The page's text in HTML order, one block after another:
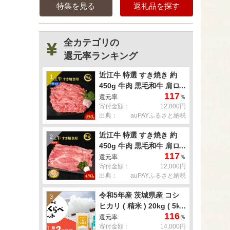
特集を見る 返礼品を探す
全カテゴリの
還元率ランキング
1
近江牛 特選 すき焼き 約
450g 牛肉 黒毛和牛 肩ロ
ース モモ すきやき すき焼
き肉 すき焼き用 肉 お肉
牛 和牛 納期 最長3カ月 冷
蔵
還元率 117％
寄付金額：
12,000円
出典：
auPAYふるさと納税
2
近江牛 特選 すき焼き 約
450g 牛肉 黒毛和牛 肩ロ
ース モモ すきやき すき焼
き肉 すき焼き用 肉 お肉
牛 和牛 納期 最長3カ月 冷
蔵
還元率 117％
寄付金額：
12,000円
出典：
auPAYふるさと納税
3
令和5年産 茨城県産 コシ
ヒカリ ( 精米 ) 20kg ( 5kg
× 4袋 )
還元率 116％
寄付金額：
14,000円